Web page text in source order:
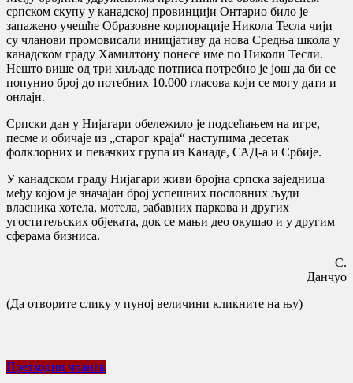
српском скупу у канадској провинцији Онтарио било је
запажено учешће Образовне корпорације Никола Тесла чији
су чланови промовисали иницјативу да нова Средња школа у
канадском граду Хамилтону понесе име по Николи Тесли.
Нешто више од три хиљаде потписа потребно је још да би се
попунио број до потебних 10.000 гласова који се могу дати и
онлајн.
Српски дан у Нијагари обележило је подсећањем на игре,
песме и обичаје из „старог краја“ наступима десетак
фолклорних и певачких група из Канаде, САД-а и Србије.
У канадском граду Нијагари живи бројна српска заједница
међу којом је значајан број успешних пословних људи
власника хотела, мотела, забавних паркова и других
угоститељских објеката, док се мањи део окушао и у другим
сферама бизниса.
С.
Данчуо
(Да отворите слику у пуној величини кликните на њу)
Претходни чланак